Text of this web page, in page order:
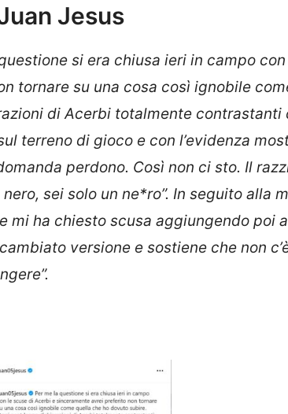
Jesus
si era chiusa ieri in campo
tornare su una cosa così ignobile
di Acerbi totalmente
terreno di gioco e con l’evidenza
perdono. Così non ci sto. Il
sei solo un ne*ro”. In seguito alla
mi ha chiesto scusa aggiungendo poi
versione e sostiene che non